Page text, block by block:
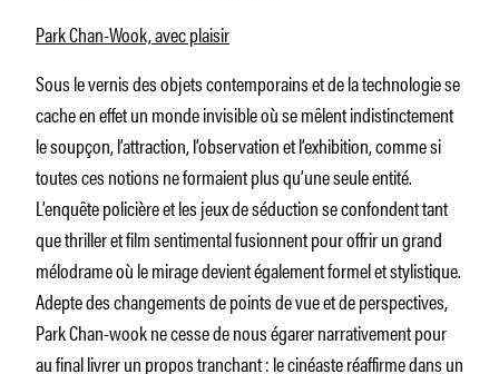
Park Chan-Wook, avec plaisir
Sous le vernis des objets contemporains et de la technologie se
cache en effet un monde invisible où se mêlent indistinctement
le soupçon, l’attraction, l’observation et l’exhibition, comme si
toutes ces notions ne formaient plus qu’une seule entité.
L’enquête policière et les jeux de séduction se confondent tant
que thriller et film sentimental fusionnent pour offrir un grand
mélodrame où le mirage devient également formel et stylistique.
Adepte des changements de points de vue et de perspectives,
Park Chan-wook ne cesse de nous égarer narrativement pour
au final livrer un propos tranchant : le cinéaste réaffirme dans un